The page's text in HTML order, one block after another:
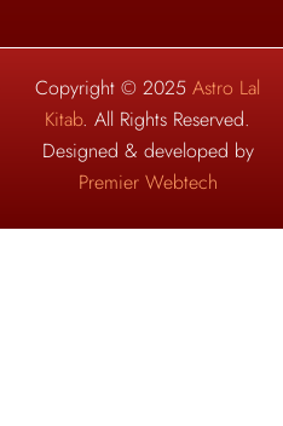
Copyright © 2025 Astro Lal
Kitab. All Rights Reserved.
Designed & developed by
Premier Webtech